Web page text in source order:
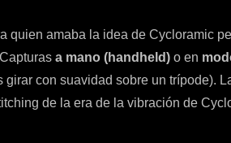
quien amaba la idea de Cycloramic
a mano (handheld) o en
girar con suavidad sobre un trípode).
de la era de la vibración de